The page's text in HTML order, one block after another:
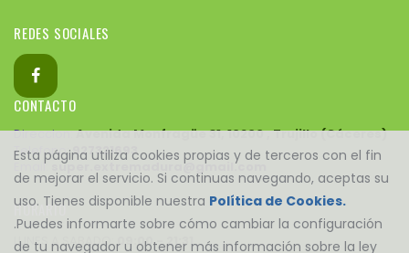
Esta página utiliza cookies propias y de terceros con el fin
de mejorar el servicio. Si continuas navegando, aceptas su
uso. Tienes disponible nuestra Política de Cookies.
.Puedes informarte sobre cómo cambiar la configuración
de tu navegador u obtener más información sobre la ley
REDES SOCIALES
CONTACTO
Direccion:Avenida Monfragüe 31, 10200 , Trujillo (Cáceres)
Telefono: 927321693
Email:
super.extremadura@gmail.com
HORARIO
LUNES A SABADO:09:00 - 21:31